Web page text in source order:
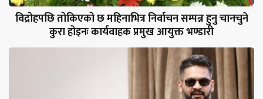
विद्रोहपछि तोकिएको छ महिनाभित्र निर्वाचन सम्पन्न हुनु चानचुने
कुरा होइनः कार्यवाहक प्रमुख आयुक्त भण्डारी